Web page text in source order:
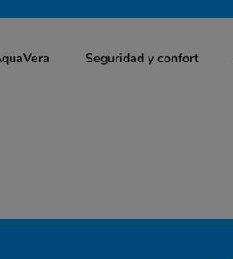
Seguridad y confort